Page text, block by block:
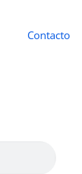
Contacto